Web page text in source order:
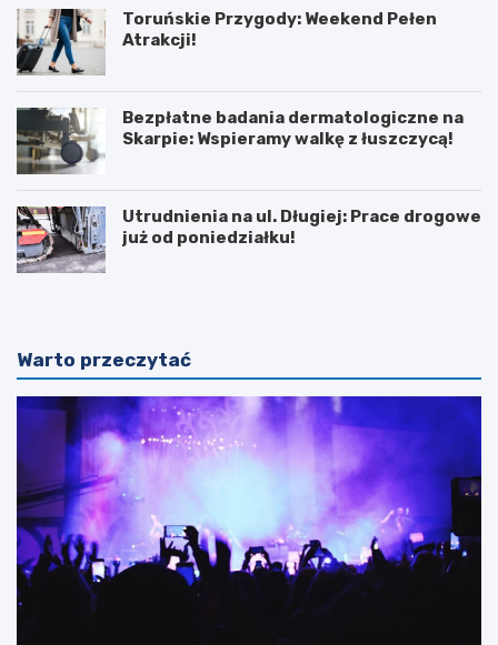
Toruńskie Przygody: Weekend Pełen
Atrakcji!
Bezpłatne badania dermatologiczne na
Skarpie: Wspieramy walkę z łuszczycą!
Utrudnienia na ul. Długiej: Prace drogowe
już od poniedziałku!
Warto przeczytać